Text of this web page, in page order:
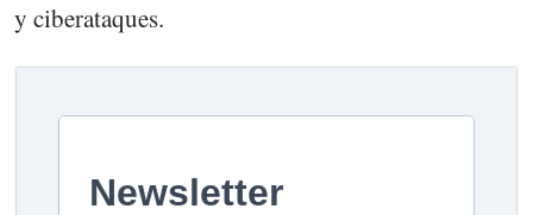
y ciberataques.